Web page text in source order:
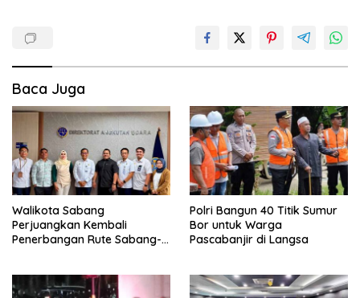
Baca Juga
Walikota Sabang
Perjuangkan Kembali
Penerbangan Rute Sabang-
Polri Bangun 40 Titik Sumur
Bor untuk Warga
Pascabanjir di Langsa